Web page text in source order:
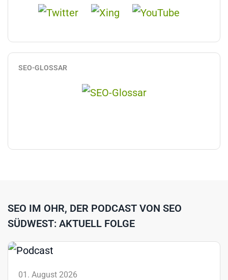
SEO-GLOSSAR
SEO IM OHR, DER PODCAST VON SEO
SÜDWEST: AKTUELL FOLGE
01. August 2026